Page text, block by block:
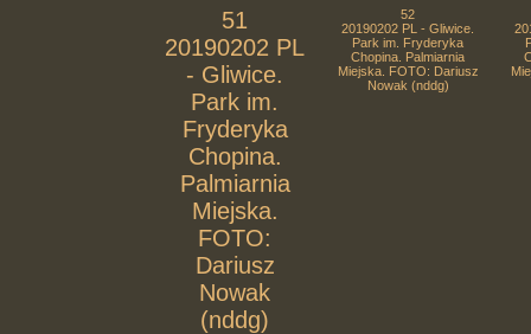
51
20190202 PL
- Gliwice.
Park im.
Fryderyka
Chopina.
Palmiarnia
Miejska.
FOTO:
Dariusz
Nowak
(nddg)
52
20190202 PL - Gliwice.
Park im. Fryderyka
Chopina. Palmiarnia
Miejska. FOTO: Dariusz
Nowak (nddg)